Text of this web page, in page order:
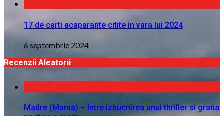
17 de carti acaparante citite in vara lui 2024
6 septembrie 2024
Recenzii Aleatorii
Madre (Mama) – Intre izbucnirea unui thriller si gratia